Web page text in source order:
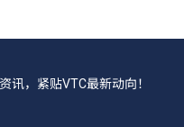
讯，紧贴VTC最新动向！